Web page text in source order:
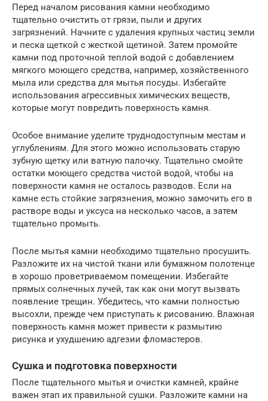
Перед началом рисования камни необходимо
тщательно очистить от грязи, пыли и других
загрязнений. Начните с удаления крупных частиц земли
и песка щеткой с жесткой щетиной. Затем промойте
камни под проточной теплой водой с добавлением
мягкого моющего средства, например, хозяйственного
мыла или средства для мытья посуды. Избегайте
использования агрессивных химических веществ,
которые могут повредить поверхность камня.
Особое внимание уделите труднодоступным местам и
углублениям. Для этого можно использовать старую
зубную щетку или ватную палочку. Тщательно смойте
остатки моющего средства чистой водой, чтобы на
поверхности камня не осталось разводов. Если на
камне есть стойкие загрязнения, можно замочить его в
растворе воды и уксуса на несколько часов, а затем
тщательно промыть.
После мытья камни необходимо тщательно просушить.
Разложите их на чистой ткани или бумажном полотенце
в хорошо проветриваемом помещении. Избегайте
прямых солнечных лучей, так как они могут вызвать
появление трещин. Убедитесь, что камни полностью
высохли, прежде чем приступать к рисованию. Влажная
поверхность камня может привести к размытию
рисунка и ухудшению адгезии фломастеров.
Сушка и подготовка поверхности
После тщательного мытья и очистки камней, крайне
важен этап их правильной сушки. Разложите камни на